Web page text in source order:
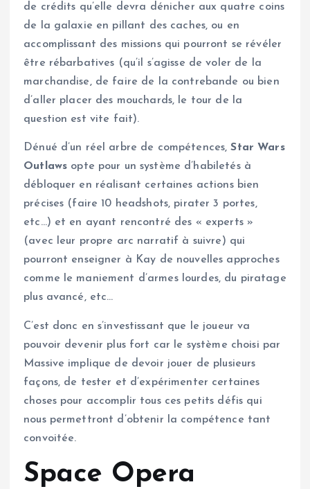
de crédits qu’elle devra dénicher aux quatre coins
de la galaxie en pillant des caches, ou en
accomplissant des missions qui pourront se révéler
être rébarbatives (qu’il s’agisse de voler de la
marchandise, de faire de la contrebande ou bien
d’aller placer des mouchards, le tour de la
question est vite fait).
Dénué d’un réel arbre de compétences,Star Wars
Outlaws opte pour un système d’habiletés à
débloquer en réalisant certaines actions bien
précises (faire 10 headshots, pirater 3 portes,
etc…) et en ayant rencontré des « experts »
(avec leur propre arc narratif à suivre) qui
pourront enseigner à Kay de nouvelles approches
comme le maniement d’armes lourdes, du piratage
plus avancé, etc…
C’est donc en s’investissant que le joueur va
pouvoir devenir plus fort car le système choisi par
Massive implique de devoir jouer de plusieurs
façons, de tester et d’expérimenter certaines
choses pour accomplir tous ces petits défis qui
nous permettront d’obtenir la compétence tant
convoitée.
Space Opera